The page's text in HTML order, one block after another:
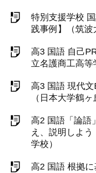
特別支援学校
践事例】（筑波
高3 国語 自己
立名護商工高等
高3 国語 現代文
（日本大学鶴ヶ
高2 国語「論語
え、説明しよ
学校）
高2 国語 根拠